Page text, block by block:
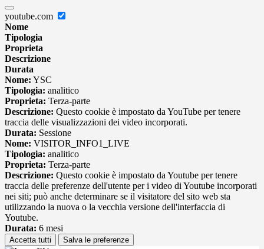
youtube.com
Nome
Tipologia
Proprieta
Descrizione
Durata
Nome: YSC
Tipologia: analitico
Proprieta: Terza-parte
Descrizione: Questo cookie è impostato da YouTube per tenere
traccia delle visualizzazioni dei video incorporati.
Durata: Sessione
Nome: VISITOR_INFO1_LIVE
Tipologia: analitico
Proprieta: Terza-parte
Descrizione: Questo cookie è impostato da Youtube per tenere
traccia delle preferenze dell'utente per i video di Youtube incorporati
nei siti; può anche determinare se il visitatore del sito web sta
utilizzando la nuova o la vecchia versione dell'interfaccia di
Youtube.
Durata: 6 mesi
Accetta tutti Salva le preferenze